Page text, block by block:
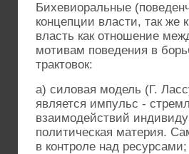
Бихевиоральные
концепции власти, так же
власть как отношение
мотивам поведения в
трактовок:
а) силовая модель (Г.
является импульс -
взаимодействий
политическая материя.
в контроле над ресурсами;